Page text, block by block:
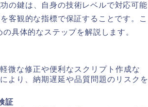
の鍵は、自身の技術レベルで対応可能
客観的な指標で保証することです。こ
具体的なステップを解説します。
微な修正や便利なスクリプト作成な
より、納期遅延や品質問題のリスクを
証